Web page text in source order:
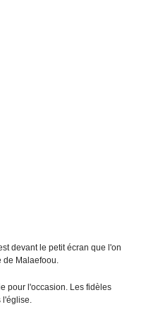
devant le petit écran que l'on
de Malaefoou.
pour l'occasion. Les fidèles
l'église.